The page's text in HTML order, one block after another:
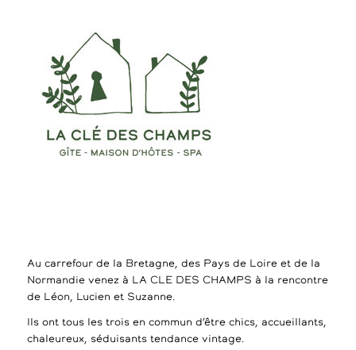
Au carrefour de la Bretagne, des Pays de Loire et de la
Normandie venez à LA CLE DES CHAMPS à la rencontre
de Léon, Lucien et Suzanne.
Ils ont tous les trois en commun d’être chics, accueillants,
chaleureux, séduisants tendance vintage.